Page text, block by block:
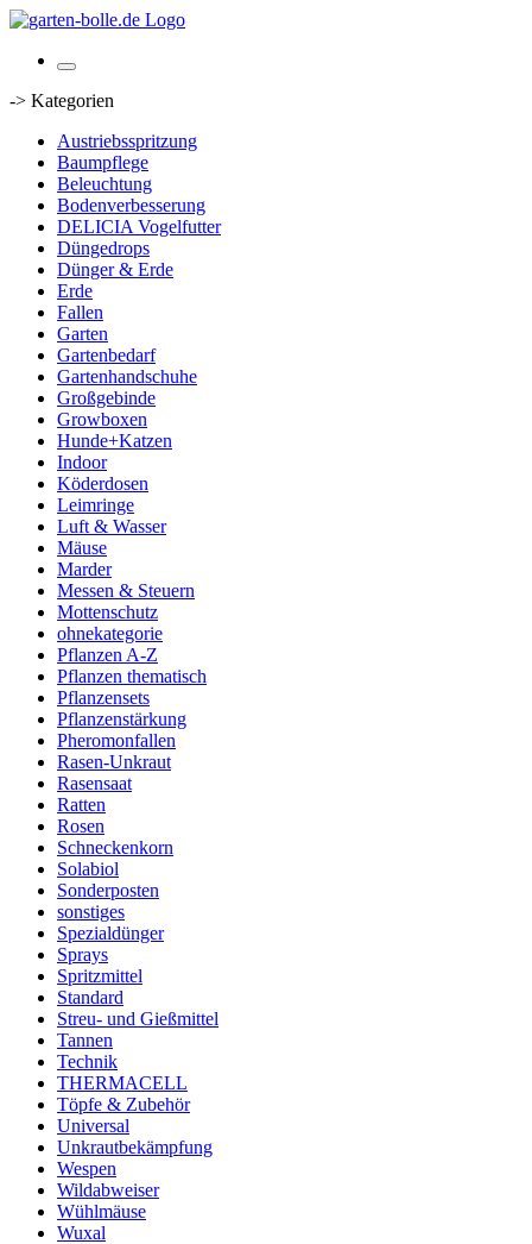
-> Kategorien
Austriebsspritzung
Baumpflege
Beleuchtung
Bodenverbesserung
DELICIA Vogelfutter
Düngedrops
Dünger & Erde
Erde
Fallen
Garten
Gartenbedarf
Gartenhandschuhe
Großgebinde
Growboxen
Hunde+Katzen
Indoor
Köderdosen
Leimringe
Luft & Wasser
Mäuse
Marder
Messen & Steuern
Mottenschutz
ohnekategorie
Pflanzen A-Z
Pflanzen thematisch
Pflanzensets
Pflanzenstärkung
Pheromonfallen
Rasen-Unkraut
Rasensaat
Ratten
Rosen
Schneckenkorn
Solabiol
Sonderposten
sonstiges
Spezialdünger
Sprays
Spritzmittel
Standard
Streu- und Gießmittel
Tannen
Technik
THERMACELL
Töpfe & Zubehör
Universal
Unkrautbekämpfung
Wespen
Wildabweiser
Wühlmäuse
Wuxal